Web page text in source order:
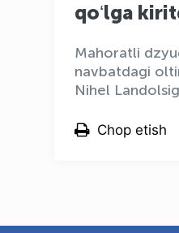
qoʻlga
Mahoratli
navbatdagi
Nihel
Chop etish